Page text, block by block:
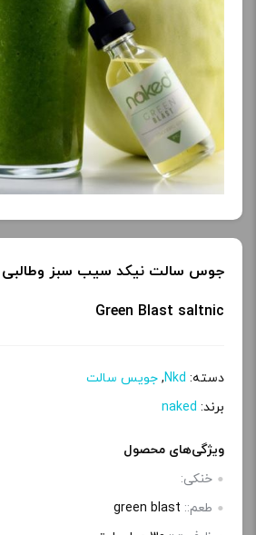
Green Blast saltnic
دسته: Nkd
, جویس سالت
برند: naked
ویژگی‌های محصول
خنکی:
طعم:: green blast